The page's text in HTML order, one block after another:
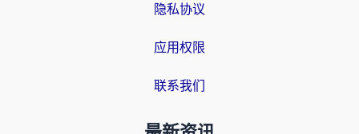
隐私协议
应用权限
联系我们